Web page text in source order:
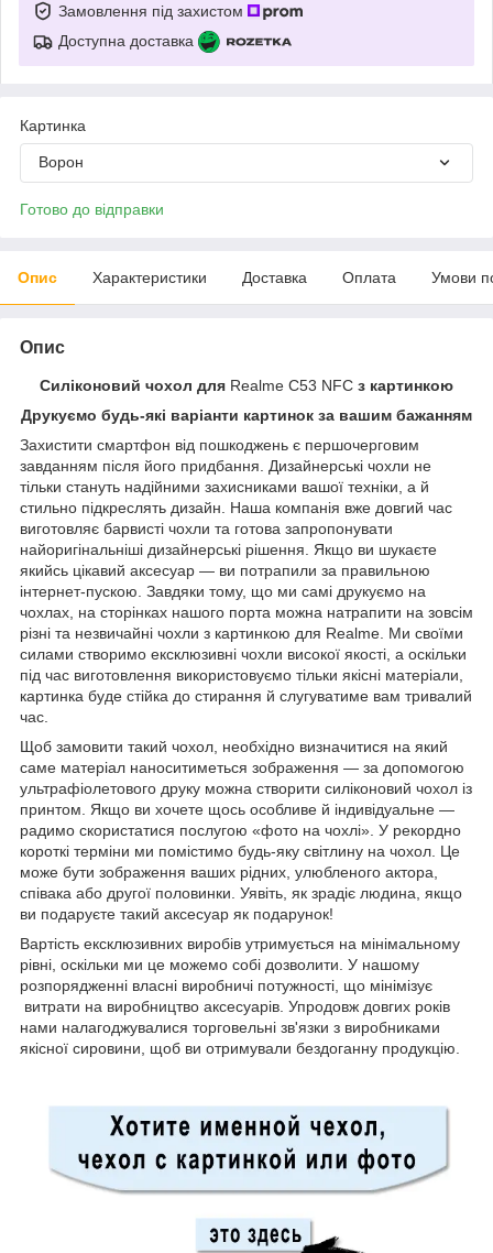
Замовлення під захистом
Доступна доставка
Картинка
Ворон
Готово до відправки
Опис Характеристики Доставка Оплата Умови
Опис
Силіконовий чохол для Realme C53 NFC з картинкою
Друкуємо будь-які варіанти картинок за вашим бажанням
Захистити смартфон від пошкоджень є першочерговим
завданням після його придбання. Дизайнерські чохли не
тільки стануть надійними захисниками вашої техніки, а й
стильно підкреслять дизайн. Наша компанія вже довгий час
виготовляє барвисті чохли та готова запропонувати
найоригінальніші дизайнерські рішення. Якщо ви шукаєте
якийсь цікавий аксесуар — ви потрапили за правильною
інтернет-пускою. Завдяки тому, що ми самі друкуємо на
чохлах, на сторінках нашого порта можна натрапити на зовсім
різні та незвичайні чохли з картинкою для Realme. Ми своїми
силами створимо ексклюзивні чохли високої якості, а оскільки
під час виготовлення використовуємо тільки якісні матеріали,
картинка буде стійка до стирання й слугуватиме вам тривалий
час.
Щоб замовити такий чохол, необхідно визначитися на який
саме матеріал наноситиметься зображення — за допомогою
ультрафіолетового друку можна створити силіконовий чохол із
принтом. Якщо ви хочете щось особливе й індивідуальне —
радимо скористатися послугою «фото на чохлі». У рекордно
короткі терміни ми помістимо будь-яку світлину на чохол. Це
може бути зображення ваших рідних, улюбленого актора,
співака або другої половинки. Уявіть, як зрадіє людина, якщо
ви подаруєте такий аксесуар як подарунок!
Вартість ексклюзивних виробів утримується на мінімальному
рівні, оскільки ми це можемо собі дозволити. У нашому
розпорядженні власні виробничі потужності, що мінімізує
витрати на виробництво аксесуарів. Упродовж довгих років
нами налагоджувалися торговельні зв'язки з виробниками
якісної сировини, щоб ви отримували бездоганну продукцію.